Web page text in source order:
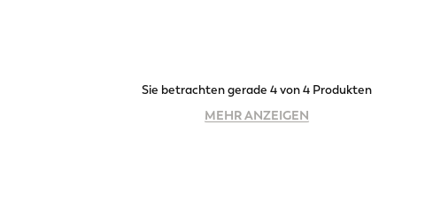
Sie betrachten gerade 4 von 4 Produkten
MEHR ANZEIGEN